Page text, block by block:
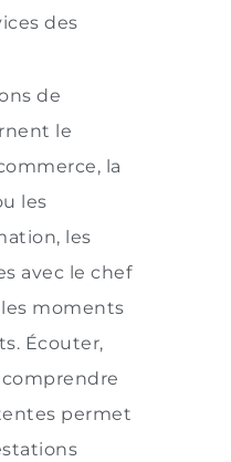
des
de
le
la
les
les
avec le chef
moments
Écouter,
permet